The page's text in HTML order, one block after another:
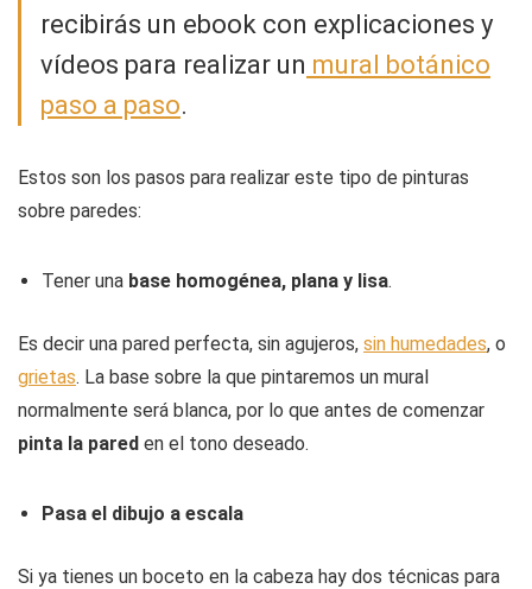
recibirás un ebook con explicaciones y
vídeos para realizar un mural botánico
paso a paso.
Estos son los pasos para realizar este tipo de pinturas
sobre paredes:
Tener una base homogénea, plana y lisa.
Es decir una pared perfecta, sin agujeros, sin humedades, o
grietas. La base sobre la que pintaremos un mural
normalmente será blanca, por lo que antes de comenzar
pinta la pared en el tono deseado.
Pasa el dibujo a escala
Si ya tienes un boceto en la cabeza hay dos técnicas para